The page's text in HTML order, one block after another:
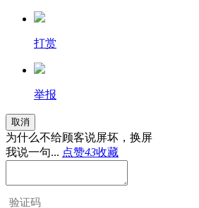
打赏
举报
取消
为什么不给顾客说屏坏，换屏
我说一句... 点赞43收藏